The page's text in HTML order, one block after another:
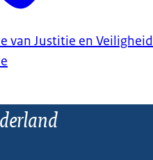
van Justitie en Veiligheid